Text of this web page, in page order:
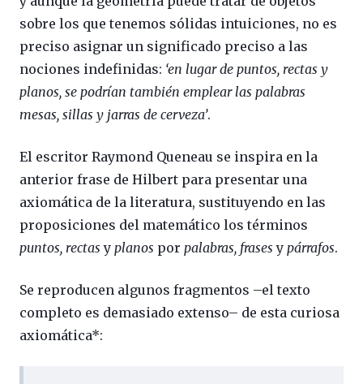
sobre los que tenemos sólidas intuiciones, no es
preciso asignar un significado preciso a las
nociones indefinidas: ‘en lugar de puntos, rectas y
planos, se podrían también emplear las palabras
mesas, sillas y jarras de cerveza’.
El escritor Raymond Queneau se inspira en la
anterior frase de Hilbert para presentar una
axiomática de la literatura, sustituyendo en las
proposiciones del matemático los términos
puntos, rectasy planos por palabras, frases y párrafos.
Se reproducen algunos fragmentos –el texto
completo es demasiado extenso– de esta curiosa
axiomática*: